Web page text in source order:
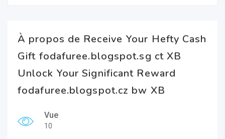
À propos de Receive Your Hefty Cash
Gift fodafuree.blogspot.sg ct XB
Unlock Your Significant Reward
fodafuree.blogspot.cz bw XB
Vue
10